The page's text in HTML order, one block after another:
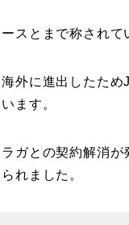
スとまで称されて
外に進出したた
ます。
ガとの契約解消
れました。